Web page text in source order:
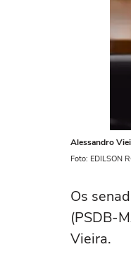
Alessandro
Foto: EDILSON
Os
(PSDB-
Vieira.